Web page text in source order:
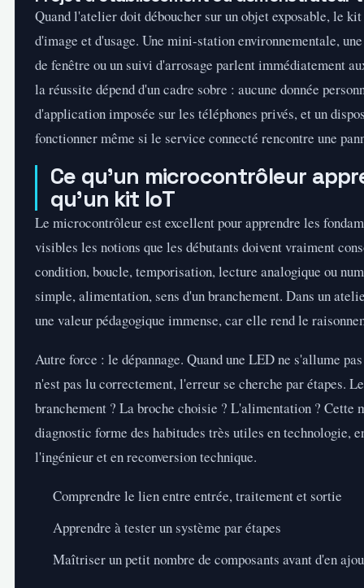
Quand l'atelier doit déboucher sur un objet exposable, le kit
d'image et d'usage. Une mini-station environnementale,
de fenêtre ou un suivi d'arrosage parlent immédiatement
la réussite dépend d'un cadre sobre : aucune donnée
d'application imposée sur les téléphones privés, et un
fonctionner même si le service connecté rencontre une
Ce qu'un microcontrôleur
qu'un kit IoT
Le microcontrôleur est excellent pour apprendre les
visibles les notions que les débutants doivent vraiment
condition, boucle, temporisation, lecture analogique ou
simple, alimentation, sens d'un branchement. Dans un
une valeur pédagogique immense, car elle rend le
Autre force : le dépannage. Quand une LED ne s'allume
n'est pas lu correctement, l'erreur se cherche par étapes.
branchement ? La broche choisie ? L'alimentation ? Cette
diagnostic forme des habitudes très utiles en technologie,
l'ingénieur et en reconversion technique.
Comprendre le lien entre entrée, traitement et sortie
Apprendre à tester un système par étapes
Maîtriser un petit nombre de composants avant d'en